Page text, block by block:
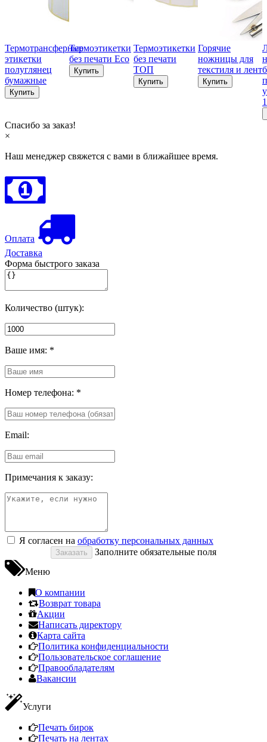
Термотрансферные
этикетки
полуглянец
бумажные
Термоэтикетки
без печати Eco
Термоэтикетки
без печати
ТОП
Горячие
ножницы для
текстиля и лент
Спасибо за заказ!
×
Наш менеджер свяжется с вами в ближайшее время.
Оплата
Доставка
Форма быстрого заказа
Количество (штук):
Ваше имя: *
Номер телефона: *
Email:
Примечания к заказу:
Я согласен на обработку персональных данных
Заполните обязательные поля
Меню
О компании
Возврат товара
Акции
Написать директору
Карта сайта
Политика конфиденциальности
Пользовательское соглашение
Правообладателям
Вакансии
Услуги
Печать бирок
Печать на лентах